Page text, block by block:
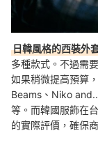
日韓風格的西裝外
多種款式。不過需
如果稍微提高預算
Beams、Niko
等。而韓國服飾在
的實際評價，確保